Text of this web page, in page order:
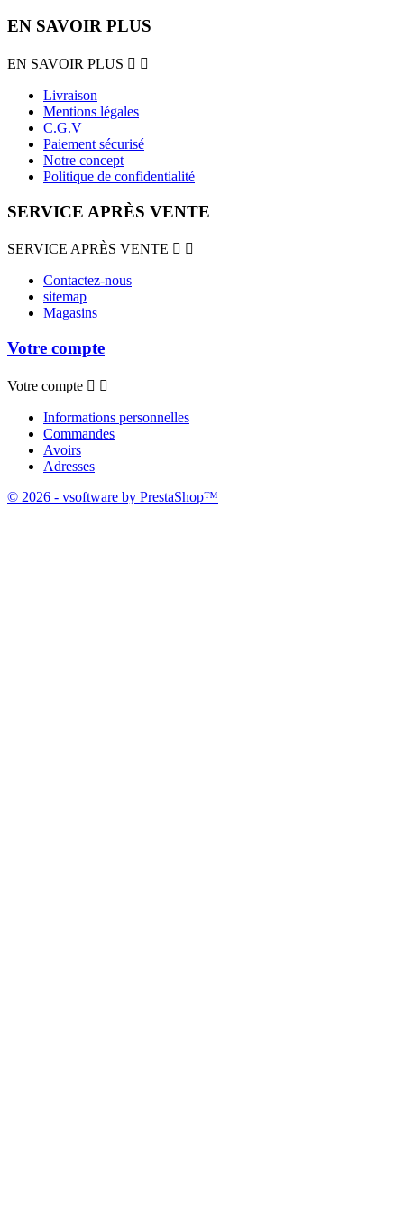
EN SAVOIR PLUS
EN SAVOIR PLUS  
Livraison
Mentions légales
C.G.V
Paiement sécurisé
Notre concept
Politique de confidentialité
SERVICE APRÈS VENTE
SERVICE APRÈS VENTE  
Contactez-nous
sitemap
Magasins
Votre compte
Votre compte  
Informations personnelles
Commandes
Avoirs
Adresses
© 2026 - vsoftware by PrestaShop™